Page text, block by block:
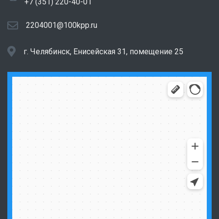
2204001@100kpp.ru
г. Челябинск, Енисейская 31, помещение 25